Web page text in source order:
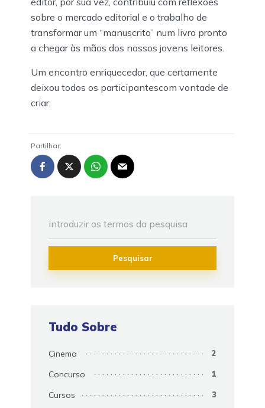
sobre o mercado editorial e o trabalho de
transformar um “manuscrito” num livro pronto
a chegar às mãos dos nossos jovens leitores.
Um encontro enriquecedor, que certamente
deixou todos os participantescom vontade de
criar.
Partilhar:
Pesquisar
Tudo Sobre
Cinema 2
Concurso 1
Cursos 3